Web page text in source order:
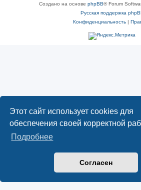
Этот сайт использует cookies для
обеспечения своей корректной
Подробнее
Согласен
Создано на основе phpBB® Forum
Русская поддержка
Конфиденциальность|